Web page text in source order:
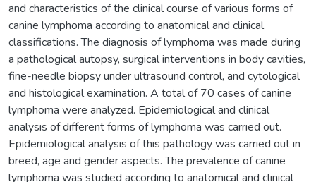
and characteristics of the clinical course of various forms of
canine lymphoma according to anatomical and clinical
classifications. The diagnosis of lymphoma was made during
a pathological autopsy, surgical interventions in body cavities,
fine-needle biopsy under ultrasound control, and cytological
and histological examination. A total of 70 cases of canine
lymphoma were analyzed. Epidemiological and clinical
analysis of different forms of lymphoma was carried out.
Epidemiological analysis of this pathology was carried out in
breed, age and gender aspects. The prevalence of canine
lymphoma was studied according to anatomical and clinical